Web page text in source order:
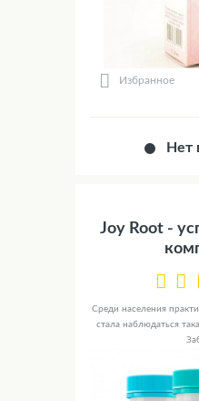
Избранное
Нет
Joy Root -
Среди населения
стала наблюдаться